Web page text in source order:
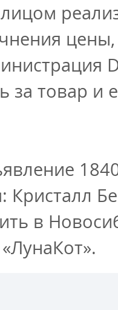
лицом
за товар и
Кристалл
в